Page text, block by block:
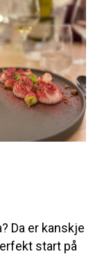
Da er kanskje
start på